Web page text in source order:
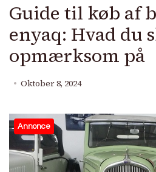
Guide til køb af
enyaq: Hvad du
opmærksom på
Oktober 8, 2024
Annonce